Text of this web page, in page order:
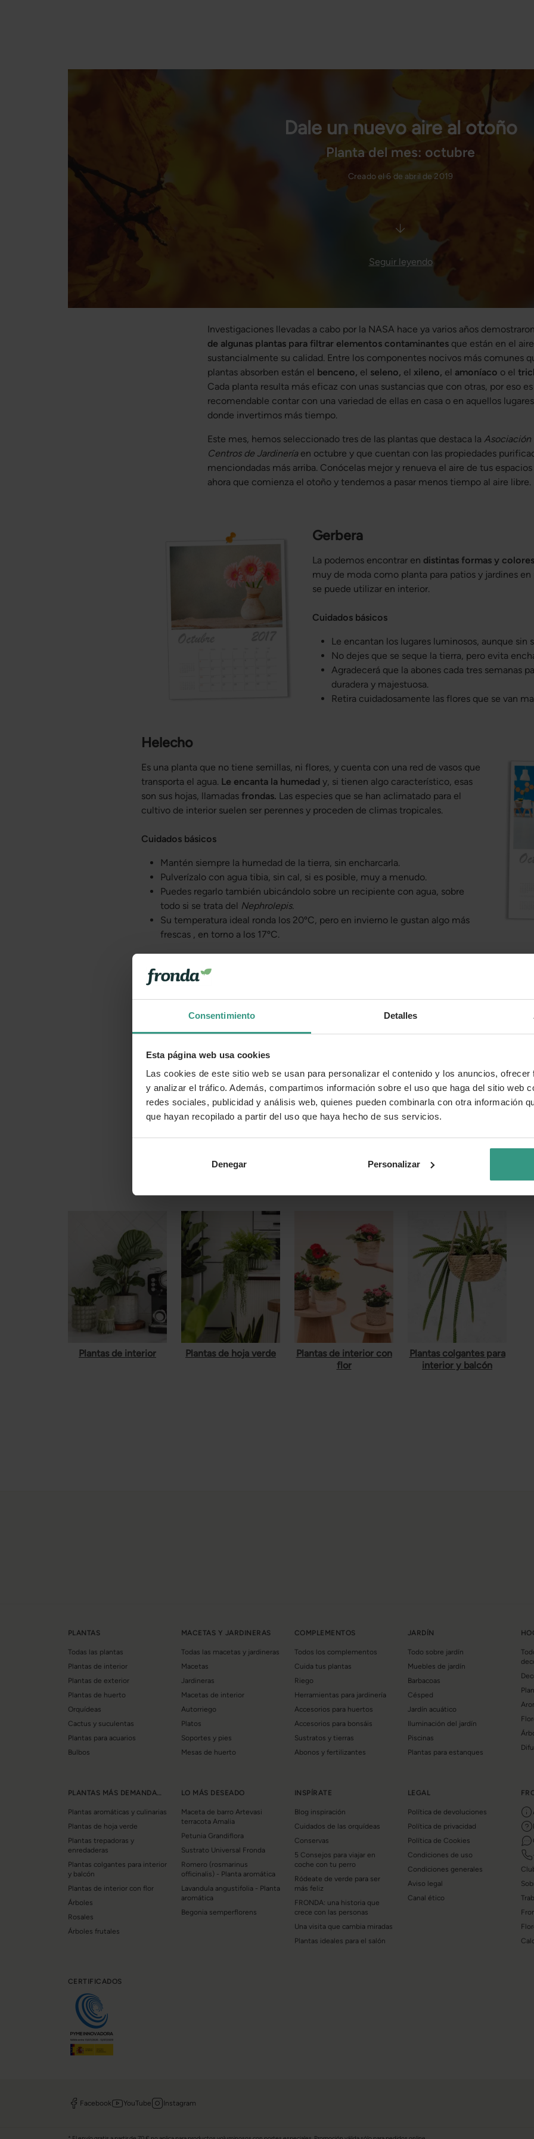
Consentimiento Detalles
Esta página web usa cookies
Las cookies de este sitio web se usan para personalizar el contenido y los anuncios,
y analizar el tráfico. Además, compartimos información sobre el uso que haga del sitio web
redes sociales, publicidad y análisis web, quienes pueden combinarla con otra información
que hayan recopilado a partir del uso que haya hecho de sus servicios.
Denegar Personalizar
Dale un nuevo aire al otoño
Planta del mes: octubre
Creado el 6 de abril de 2019
Seguir leyendo
Investigaciones llevadas a cabo por la NASA hace ya varios años
de algunas plantas para filtrar elementos contaminantes que están en el
sustancialmente su calidad. Entre los componentes nocivos más comunes
plantas absorben están el benceno, el seleno, el xileno, el amoníaco o el
Cada planta resulta más eficaz con unas sustancias que con otras, por eso es
recomendable contar con una variedad de ellas en casa o en aquellos
donde invertimos más tiempo.
Este mes, hemos seleccionado tres de las plantas que destaca la Asociación
Centros de Jardineríaen octubre y que cuentan con las propiedades
menciondadas más arriba. Conócelas mejor y renueva el aire de tus
ahora que comienza el otoño y tendemos a pasar menos tiempo al aire libre.
Gerbera
La podemos encontrar en distintas formas y colores
muy de moda como planta para patios y jardines
se puede utilizar en interior.
Cuidados básicos
Le encantan los lugares luminosos, aunque sin
No dejes que se seque la tierra, pero evita
Agradecerá que la abones cada tres semanas
duradera y majestuosa.
Retira cuidadosamente las flores que se van
Helecho
Es una planta que no tiene semillas, ni flores, y cuenta con una red de vasos que
transporta el agua. Le encanta la humedad y, si tienen algo característico, esas
son sus hojas, llamadas frondas. Las especies que se han aclimatado para el
cultivo de interior suelen ser perennes y proceden de climas tropicales.
Cuidados básicos
Mantén siempre la humedad de la tierra, sin encharcarla.
Pulverízalo con agua tibia, sin cal, si es posible, muy a menudo.
Puedes regarlo también ubicándolo sobre un recipiente con agua, sobre
todo si se trata del Nephrolepis.
Su temperatura ideal ronda los 20ºC, pero en invierno le gustan algo más
frescas , en torno a los 17ºC.
Es muy atractivo por el contraste de sus hojas de
blanca. Es una de las escasas plantas de interior que
año.Cuando alguna flor empiece a marchitarse,
Cuidados básicos
Colócalo en un sitio con mucha luz si quieres
Pulverízalo con agua con frecuencia.
invierno puedes esperar a que se seque la capa
Plantas de interior Plantas de hoja verde
Plantas de interior con
flor
Plantas colgantes para
interior y balcón
PLANTAS
Todas las plantas
Plantas de interior
Plantas de exterior
Plantas de huerto
Orquídeas
Cactus y suculentas
Plantas para acuarios
Bulbos
MACETAS Y JARDINERAS
Todas las macetas y jardineras
Macetas
Jardineras
Macetas de interior
Autorriego
Platos
Soportes y pies
Mesas de huerto
COMPLEMENTOS
Todos los complementos
Cuida tus plantas
Riego
Herramientas para jardinería
Accesorios para huertos
Accesorios para bonsáis
Sustratos y tierras
Abonos y fertilizantes
JARDÍN
Todo sobre jardín
Muebles de jardín
Barbacoas
Césped
Jardín acuático
Iluminación del jardín
Piscinas
Plantas para estanques
PLANTAS MÁS DEMANDADAS
Plantas aromáticas y culinarias
Plantas de hoja verde
Plantas trepadoras y
enredaderas
Plantas colgantes para interior
y balcón
Plantas de interior con flor
Árboles
Rosales
Árboles frutales
LO MÁS DESEADO
Maceta de barro Artevasi
terracota Amalia
Petunia Grandiflora
Sustrato Universal Fronda
Romero (rosmarinus
officinalis) - Planta aromática
Lavandula angustifolia - Planta
aromática
Begonia semperflorens
INSPÍRATE
Blog inspiración
Cuidados de las orquídeas
Conservas
5 Consejos para viajar en
coche con tu perro
Ródeate de verde para ser
más feliz
FRONDA: una historia que
crece con las personas
Una visita que cambia miradas
Plantas ideales para el salón
LEGAL
Política de devoluciones
Política de privacidad
Política de Cookies
Condiciones de uso
Condiciones generales
Aviso legal
Canal ético
CERTIFICADOS
Facebook YouTube Instagram